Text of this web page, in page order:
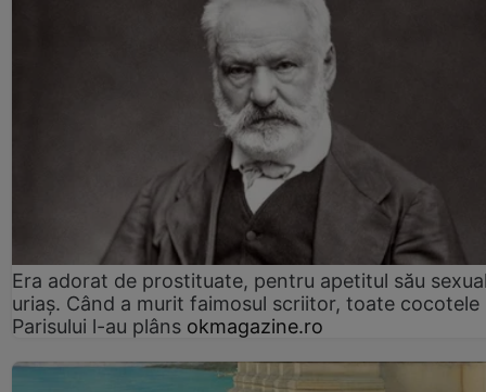
Era adorat de prostituate, pentru apetitul său
uriaș. Când a murit faimosul scriitor, toate cocotele
Parisului l-au plâns okmagazine.ro